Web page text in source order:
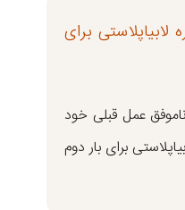
لابیاپلاستی برای
ناموفق عمل قبلی خود
برای بار دوم